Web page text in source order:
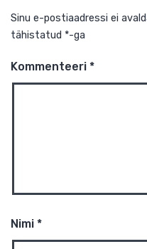
Kommenteeri